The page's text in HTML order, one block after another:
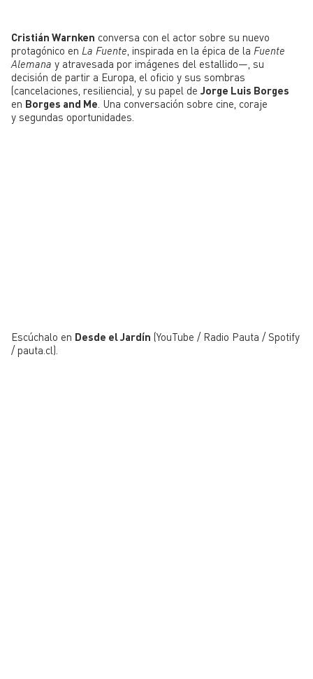
Cristián Warnken conversa con el actor sobre su nuevo
protagónico en La Fuente , inspirada en la épica de la Fuente
Alemana y atravesada por imágenes del estallido—, su
decisión de partir a Europa, el oficio y sus sombras
(cancelaciones, resiliencia), y su papel de Jorge Luis Borges
en Borges and Me . Una conversación sobre cine, coraje
y segundas oportunidades.
Escúchalo en Desde el Jardín (YouTube / Radio Pauta / Spotify
/ pauta.cl).